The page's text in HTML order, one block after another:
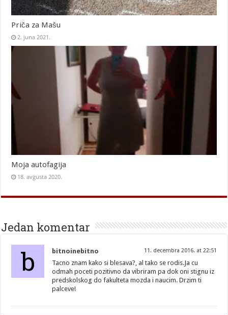
Priča za Mašu
2. juna 2021.
Moja autofagija
18. avgusta 2020.
Jedan komentar
b bitnoinebitno 11. decembra 2016. at 22:51
Tacno znam kako si blesava?, al tako se rodis.Ja cu
odmah poceti pozitivno da vibriram pa dok oni stignu iz
predskolskog do fakulteta mozda i naucim. Drzim ti
palceve!